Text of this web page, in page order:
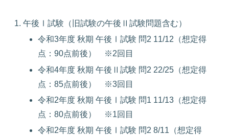
午後Ⅰ試験（旧試験の午後Ⅱ試験問題含む）
令和3年度 秋期 午後Ⅰ試験 問2 11/12（想定得
点：90点前後） ※2回目
令和4年度 秋期 午後Ⅱ試験 問2 22/25（想定得
点：85点前後） ※3回目
令和2年度 秋期 午後Ⅰ試験 問1 11/13（想定得
点：80点前後） ※1回目
令和2年度 秋期 午後Ⅰ試験 問2 8/11（想定得